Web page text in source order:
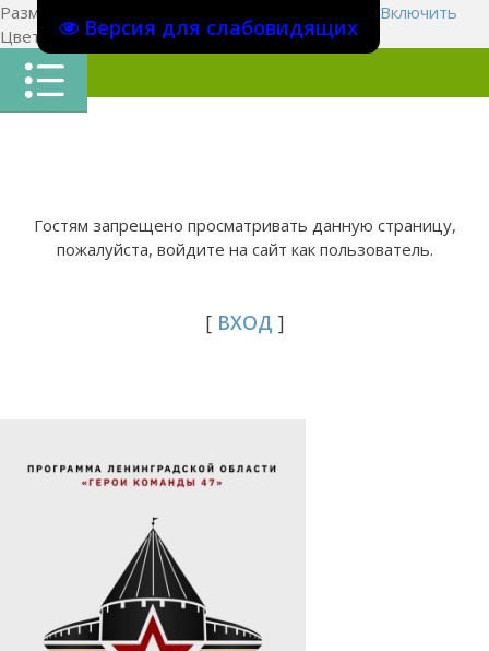
Версия для слабовидящих
Размер шрифта:
Включить
Цвет сайтаЦ Ц Ц Х
Гостям запрещено просматривать данную страницу,
пожалуйста, войдите на сайт как пользователь.
[ ВХОД ]